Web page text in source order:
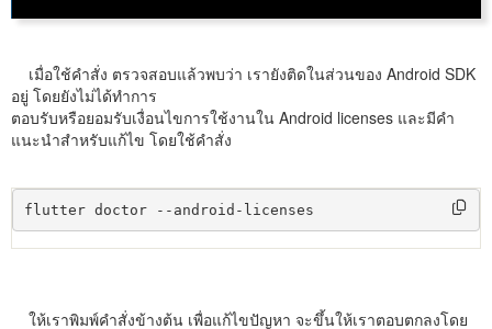
เมื่อใช้คำสั่ง ตรวจสอบแล้วพบว่า เรายังติดในส่วนของ Android SDK
อยู่ โดยยังไม่ได้ทำการ
ตอบรับหรือยอมรับเงื่อนไขการใช้งานใน Android licenses และมีคำ
แนะนำสำหรับแก้ไข โดยใช้คำสั่ง
flutter doctor --android-licenses
ให้เราพิมพ์คำสั่งข้างต้น เพื่อแก้ไขปัญหา จะขึ้นให้เราตอบตกลงโดย